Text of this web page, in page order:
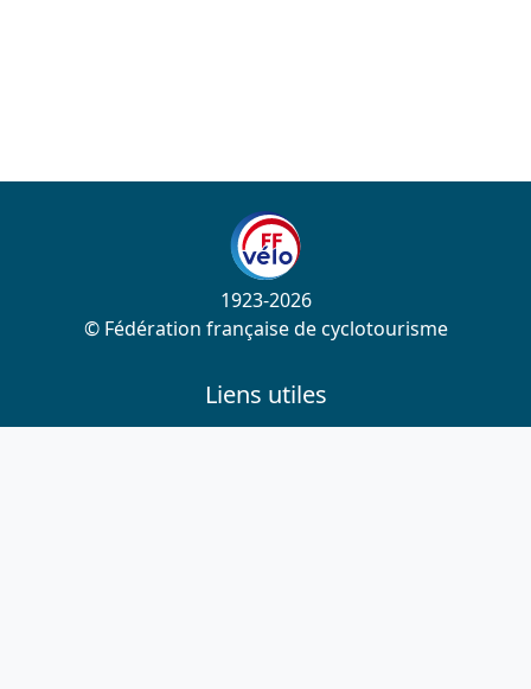
1923-2026
© Fédération française de cyclotourisme
Liens utiles
Cotation des circuits